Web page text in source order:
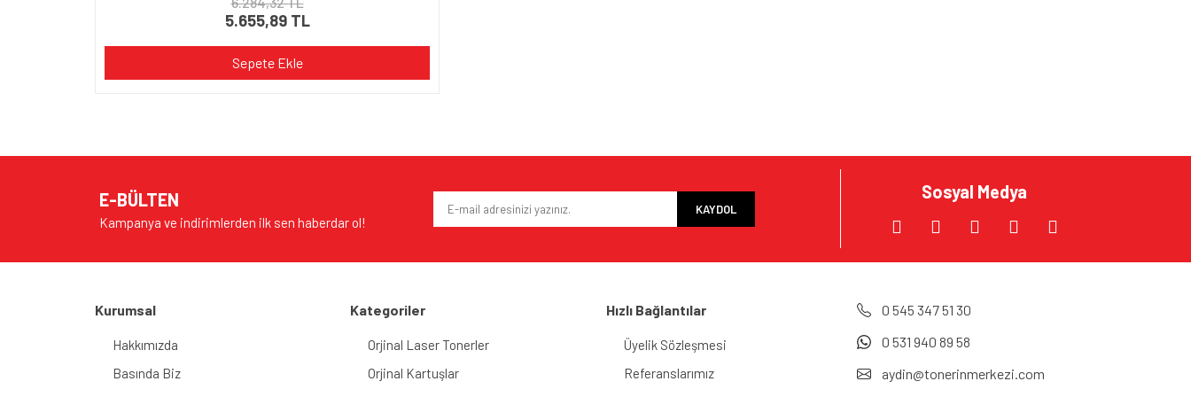
5.655,89 TL
Sepete Ekle
E-BÜLTEN
Kampanya ve indirimlerden ilk sen haberdar ol!
KAYDOL
Sosyal Medya
Kurumsal
Hakkımızda
Basında Biz
Kategoriler
Orjinal Laser Tonerler
Orjinal Kartuşlar
Hızlı Bağlantılar
Üyelik Sözleşmesi
Referanslarımız
0 545 347 51 30
0 531 940 89 58
aydin@tonerinmerkezi.com